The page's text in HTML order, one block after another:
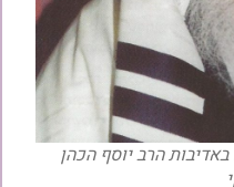
באדיבות הרב יוסף הכהן